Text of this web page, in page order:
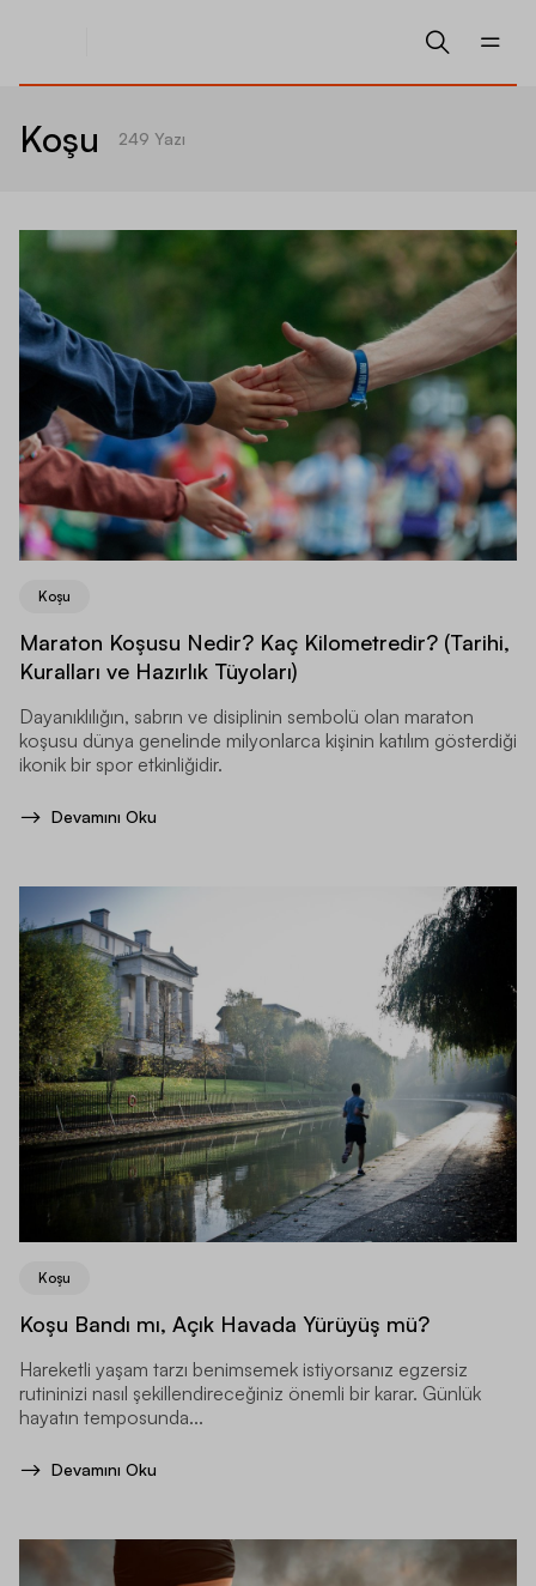
Koşu 249 Yazı
Koşu
Maraton Koşusu Nedir? Kaç Kilometredir? (Tarihi,
Kuralları ve Hazırlık Tüyoları)
Dayanıklılığın, sabrın ve disiplinin sembolü olan maraton
koşusu dünya genelinde milyonlarca kişinin katılım gösterdiği
ikonik bir spor etkinliğidir.
Devamını Oku
Koşu
Koşu Bandı mı, Açık Havada Yürüyüş mü?
Hareketli yaşam tarzı benimsemek istiyorsanız egzersiz
rutininizi nasıl şekillendireceğiniz önemli bir karar. Günlük
hayatın temposunda...
Devamını Oku